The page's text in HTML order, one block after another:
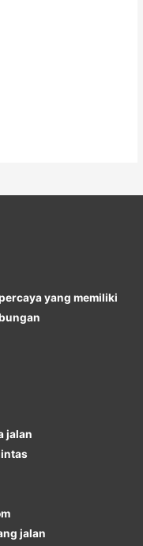
yang memiliki
jalan
jalan